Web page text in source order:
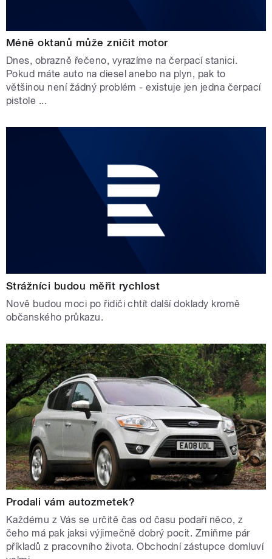
Méně oktanů může zničit motor
Dnes, obrazně řečeno, vyrazíme na čerpací stanici.
Pokud máte auto na diesel anebo na plyn, pak to
většinou není žádný problém - existuje jen jedna čerpací
pistole ...
Strážníci budou měřit rychlost
Nově budou moci po řidiči chtít další doklady kromě
občanského průkazu.
Prodali vám autozmetek?
Každému z Vás se určitě čas od času podaří něco, z
čeho má pak jaksi výjimečně dobrý pocit. Zmiňme pár
příkladů z pracovního života. Obchodní zástupce domluví